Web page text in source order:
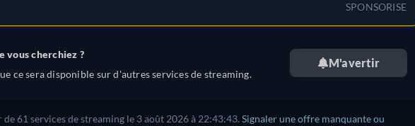
SPONSORISE
vous cherchiez ?
ce sera disponible sur d'autres services de streaming.
M'avertir
61 services de streaming le 3 août 2026 à 22:43:43.Signaler une offre manquante ou